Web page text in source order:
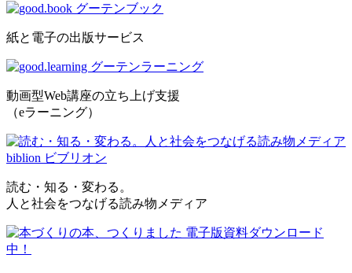
紙と電子の出版サービス
動画型Web講座の立ち上げ支援
（eラーニング）
読む・知る・変わる。
人と社会をつなげる読み物メディア